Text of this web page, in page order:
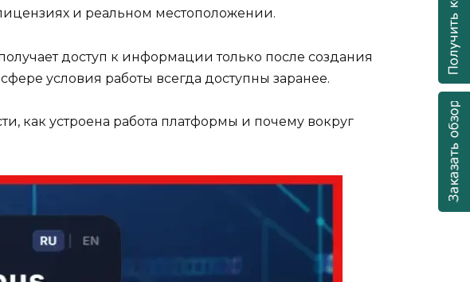
и реальном местоположении.
доступ к информации только после создания
условия работы всегда доступны заранее.
как устроена работа платформы и почему вокруг